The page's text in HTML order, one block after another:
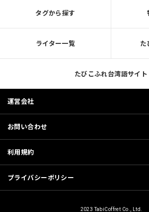
タグから探す
ライター一覧 た
たびこふれ台湾語サイト
運営会社
お問い合わせ
利用規約
プライバシーポリシー
2023 TabiCoffret Co., Ltd.